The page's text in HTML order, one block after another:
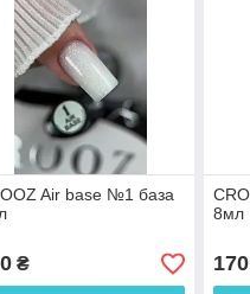
Air base №1 база
₴
8мл
170